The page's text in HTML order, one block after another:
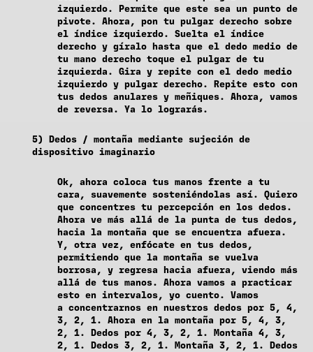
izquierdo. Permite que este sea un punto de
pivote. Ahora, pon tu pulgar derecho sobre
el índice izquierdo. Suelta el índice
derecho y gíralo hasta que el dedo medio de
tu mano derecho toque el pulgar de tu
izquierda. Gira y repite con el dedo medio
izquierdo y pulgar derecho. Repite esto con
tus dedos anulares y meñiques. Ahora, vamos
de reversa. Ya lo lograrás.
5) Dedos / montaña mediante sujeción de
dispositivo imaginario
Ok, ahora coloca tus manos frente a tu
cara, suavemente sosteniéndolas así. Quiero
que concentres tu percepción en los dedos.
Ahora ve más allá de la punta de tus dedos,
hacia la montaña que se encuentra afuera.
Y, otra vez, enfócate en tus dedos,
permitiendo que la montaña se vuelva
borrosa, y regresa hacia afuera, viendo más
allá de tus manos. Ahora vamos a practicar
esto en intervalos, yo cuento. Vamos
a concentrarnos en nuestros dedos por 5, 4,
3, 2, 1. Ahora en la montaña por 5, 4, 3,
2, 1. Dedos por 4, 3, 2, 1. Montaña 4, 3,
2, 1. Dedos 3, 2, 1. Montaña 3, 2, 1. Dedos